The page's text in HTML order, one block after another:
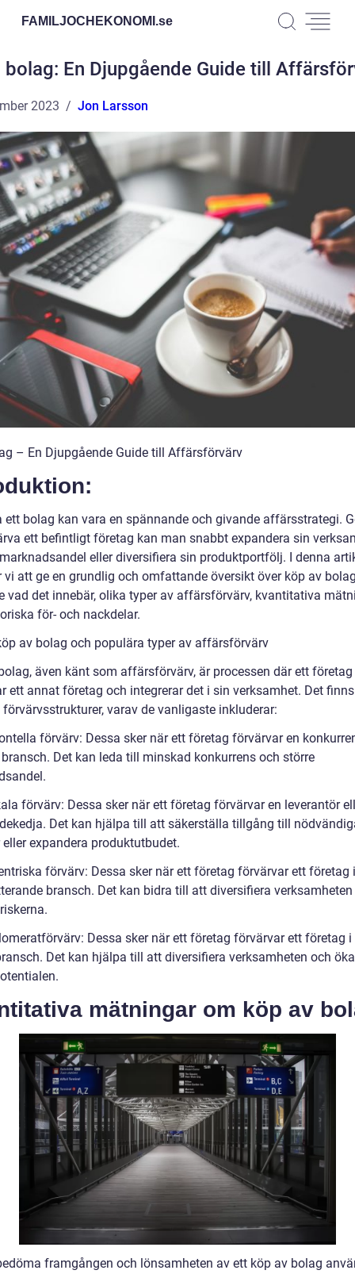
FAMILJOCHEKONOMI.se
bolag: En Djupgående Guide till
2023 Jon Larsson
– En Djupgående Guide till Affärsförvärv
ett bolag kan vara en spännande och givande affärsstrategi.
ett befintligt företag kan man snabbt expandera sin
eller diversifiera sin produktportfölj. I denna
vi att ge en grundlig och omfattande översikt över köp av
vad det innebär, olika typer av affärsförvärv, kvantitativa
för- och nackdelar.
av bolag och populära typer av affärsförvärv
även känt som affärsförvärv, är processen där ett företag
ett annat företag och integrerar det i sin verksamhet. Det
förvärvsstrukturer, varav de vanligaste inkluderar:
förvärv: Dessa sker när ett företag förvärvar en
Det kan leda till minskad konkurrens och större
förvärv: Dessa sker när ett företag förvärvar en leverantör
Det kan hjälpa till att säkerställa tillgång till
eller expandera produktutbudet.
förvärv: Dessa sker när ett företag förvärvar ett företag
bransch. Det kan bidra till att diversifiera
Dessa sker när ett företag förvärvar ett företag i
Det kan hjälpa till att diversifiera verksamheten och öka
mätningar om köp av
framgången och lönsamheten av ett köp av bolag